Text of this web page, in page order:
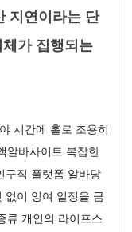
지연이라는 단
가 집행되는
시간에 홀로 조용히
알바사이트 복잡한
구직 플랫폼 알바당
없이 잉여 일정을 금
류 개인의 라이프스